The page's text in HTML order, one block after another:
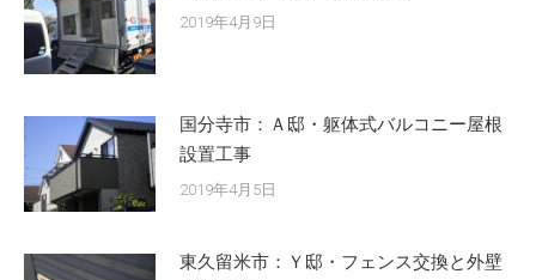
2019年4月9日
国分寺市：Ａ邸・躯体式バルコニー屋根
設置工事
2019年4月5日
東久留米市：Ｙ邸・フェンス交換と外壁